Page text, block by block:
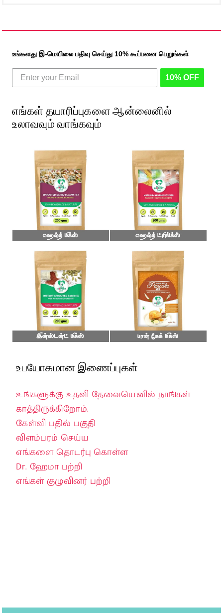
உங்களது இ-மெயிலை பதிவு செய்து 10% கூப்பனை பெறுங்கள்
10% OFF
எங்கள் தயாரிப்புகளை ஆன்லைனில்
உலாவவும் வாங்கவும்
உபயோகமான இணைப்புகள்
உங்களுக்கு உதவி தேவையெனில் நாங்கள்
காத்திருக்கிறோம்.
கேள்வி பதில் பகுதி
விளம்பரம் செய்ய
எங்களை தொடர்பு கொள்ள
Dr. ஹேமா பற்றி
எங்கள் குழுவினர் பற்றி